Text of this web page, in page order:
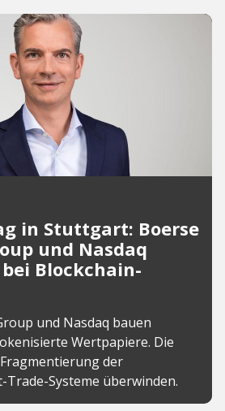
in Stuttgart: Boerse
und Nasdaq
Blockchain-
und Nasdaq bauen
Wertpapiere. Die
der
Trade-Systeme überwinden.